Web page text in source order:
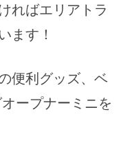
ればエリアトラ
ます！
便利グッズ、ベ
ープナーミニを